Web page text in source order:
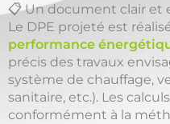
📋 Un document clair et
Le DPE projeté est
performance
précis des travaux
système de chauffage,
sanitaire, etc.). Les
conformément à la